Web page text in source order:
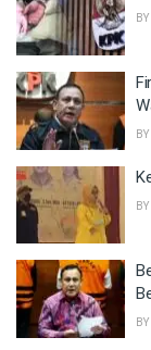
BY
BY
BY
BY